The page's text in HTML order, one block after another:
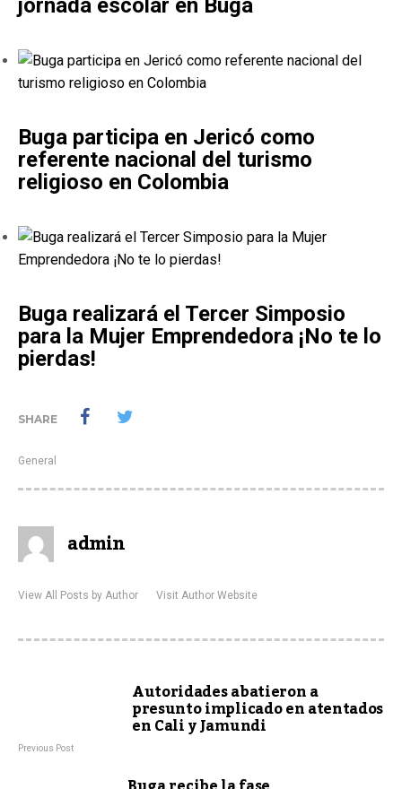
jornada escolar en Buga
Buga participa en Jericó como
referente nacional del turismo
religioso en Colombia
Buga realizará el Tercer Simposio
para la Mujer Emprendedora ¡No te lo
pierdas!
SHARE
General
admin
View All Posts by Author Visit Author Website
Autoridades abatieron a
presunto implicado en atentados
en Cali y Jamundi
Previous Post